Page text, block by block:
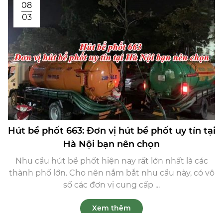
08
03
Hút bể phốt 663: Đơn vị hút bể phốt uy tín tại
Hà Nội bạn nên chọn
Nhu cầu hút bể phốt hiện nay rất lớn nhất là các
thành phố lớn. Cho nên nắm bắt nhu cầu này, có vô
số các đơn vị cung cấp ...
Xem thêm